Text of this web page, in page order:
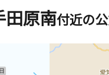
田原南付近の
日